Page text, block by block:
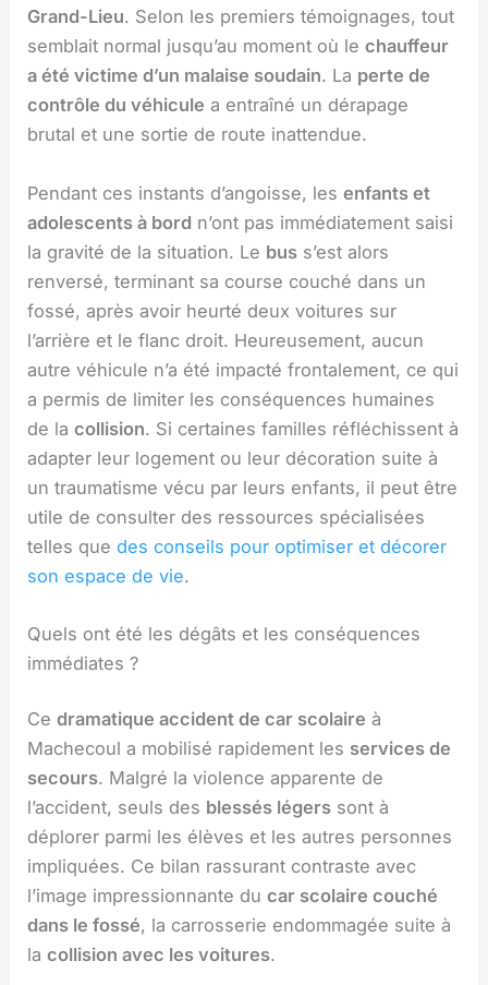
Grand-Lieu. Selon les premiers témoignages, tout
semblait normal jusqu’au moment où lechauffeur
a été victime d’un malaise soudain. La perte de
contrôle du véhicule a entraîné un dérapage
brutal et une sortie de route inattendue.
Pendant ces instants d’angoisse, lesenfants et
adolescents à bord n’ont pas immédiatement saisi
la gravité de la situation. Le bus s’est alors
renversé, terminant sa course couché dans un
fossé, après avoir heurté deux voitures sur
l’arrière et le flanc droit. Heureusement, aucun
autre véhicule n’a été impacté frontalement, ce qui
a permis de limiter les conséquences humaines
de lacollision. Si certaines familles réfléchissent à
adapter leur logement ou leur décoration suite à
un traumatisme vécu par leurs enfants, il peut être
utile de consulter des ressources spécialisées
telles quedes conseils pour optimiser et décorer
son espace de vie.
Quels ont été les dégâts et les conséquences
immédiates ?
Cedramatique accident de car scolaire à
Machecoul a mobilisé rapidement les services de
secours. Malgré la violence apparente de
l’accident, seuls des blessés légers sont à
déplorer parmi les élèves et les autres personnes
impliquées. Ce bilan rassurant contraste avec
l’image impressionnante ducar scolaire couché
dans le fossé, la carrosserie endommagée suite à
lacollision avec les voitures.